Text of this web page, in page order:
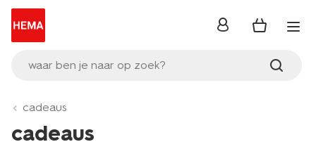
waar ben je naar op zoek?
inloggen
cadeaus
cadeaus